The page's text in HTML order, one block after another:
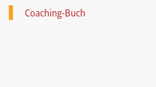
Coaching-Buch